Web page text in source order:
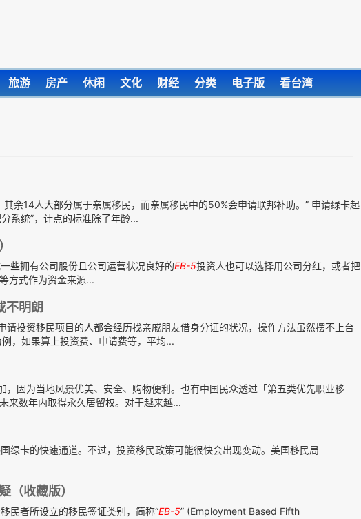
旅游 房产 休闲 文化 财经 分类 电子版 看台湾
余14人大部分属于亲属移民，而亲属移民中的50%会申请联邦补助。” 申请绿卡起
系统”，计点的标准除了年龄...
些拥有公司股份且公司运营状况良好的EB-5投资人也可以选择用公司分红，或者把
方式作为资金来源...
不明朗
请投资移民项目的人都会经历找亲戚朋友借身分证的状况，操作方法虽然摆不上台
，如果算上投资费、申请费等，平均...
因为当地风景优美、安全、购物便利。也有中国民众透过「第五类优先职业移
来数年内取得永久居留权。对于越来越...
绿卡的快速通道。不过，投资移民政策可能很快会出现变动。美国移民局
（收藏版）
民者所设立的移民签证类别，简称“EB-5” (Employment Based Fifth